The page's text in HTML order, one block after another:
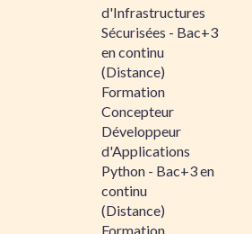
d'Infrastructures
Sécurisées - Bac+3
en continu
(Distance)
Formation
Concepteur
Développeur
d'Applications
Python - Bac+3 en
continu
(Distance)
Formation